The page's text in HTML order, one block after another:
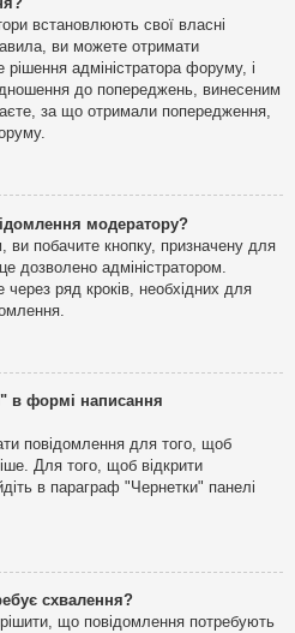
встановлюють свої власні
ви можете отримати
адміністратора форуму, і
до попереджень, винесеним
за що отримали попередження,
модератору?
побачите кнопку, призначену для
дозволено адміністратором.
ряд кроків, необхідних для
в формі написання
повідомлення для того, щоб
Для того, щоб відкрити
в параграф "Чернетки" панелі
схвалення?
що повідомлення потребують